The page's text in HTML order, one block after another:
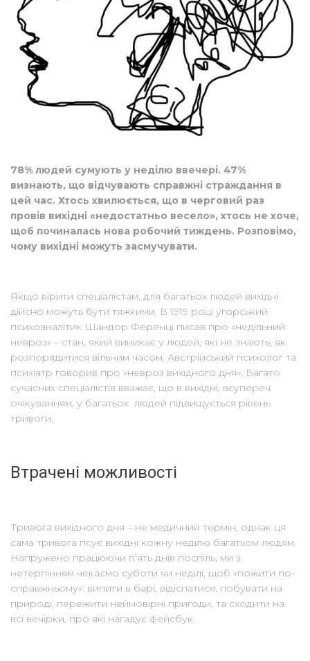
78% людей сумують у неділю ввечері. 47%
визнають, що відчувають справжні страждання в
цей час. Хтось хвилюється, що в черговий раз
провів вихідні «недостатньо весело», хтось не хоче,
щоб починалась нова робочий тиждень. Розповімо,
чому вихідні можуть засмучувати.
Якщо вірити спеціалістам, для багатьох людей вихідні
дійсно можуть бути тяжкими. В 1919 році угорський
психоаналітик Шандор Ференці писав про «недільний
невроз» – стан, який виникає у людей, які не знають, як
розпорядитися вільним часом. Австрійський психолог та
психіатр говорив про «невроз вихідного дня». Багато
сучасних спеціалістів вважає, що в вихідні, всупереч
очікуванням, у багатьох людей підвищується рівень
тривоги.
Втрачені можливості
Тривога вихідного дня – не медичний термін, однак ця
сама тривога псує вихідні кожну неділю багатьом людям.
Напружено працюючи п’ять днів поспіль, ми з
нетерпінням чекаємо суботи чи неділі, щоб «пожити по-
справжньому»: випити в барі, відіспатися, побувати на
природі, пережити неймовірні пригоди, та сходити на
всі вечірки, про які нагадує фейсбук.